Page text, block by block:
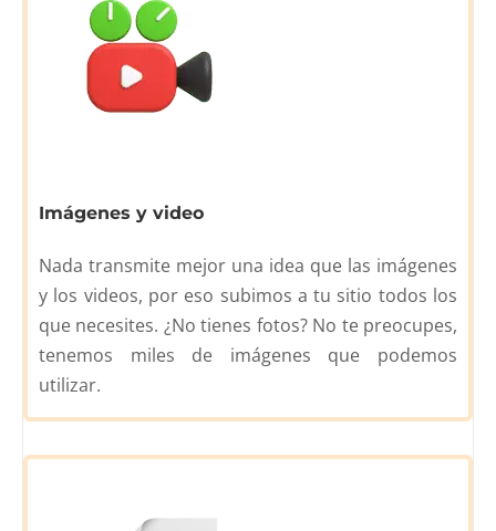
Imágenes y video
Nada transmite mejor una idea que las imágenes
y los videos, por eso subimos a tu sitio todos los
que necesites. ¿No tienes fotos? No te preocupes,
tenemos miles de imágenes que podemos
utilizar.